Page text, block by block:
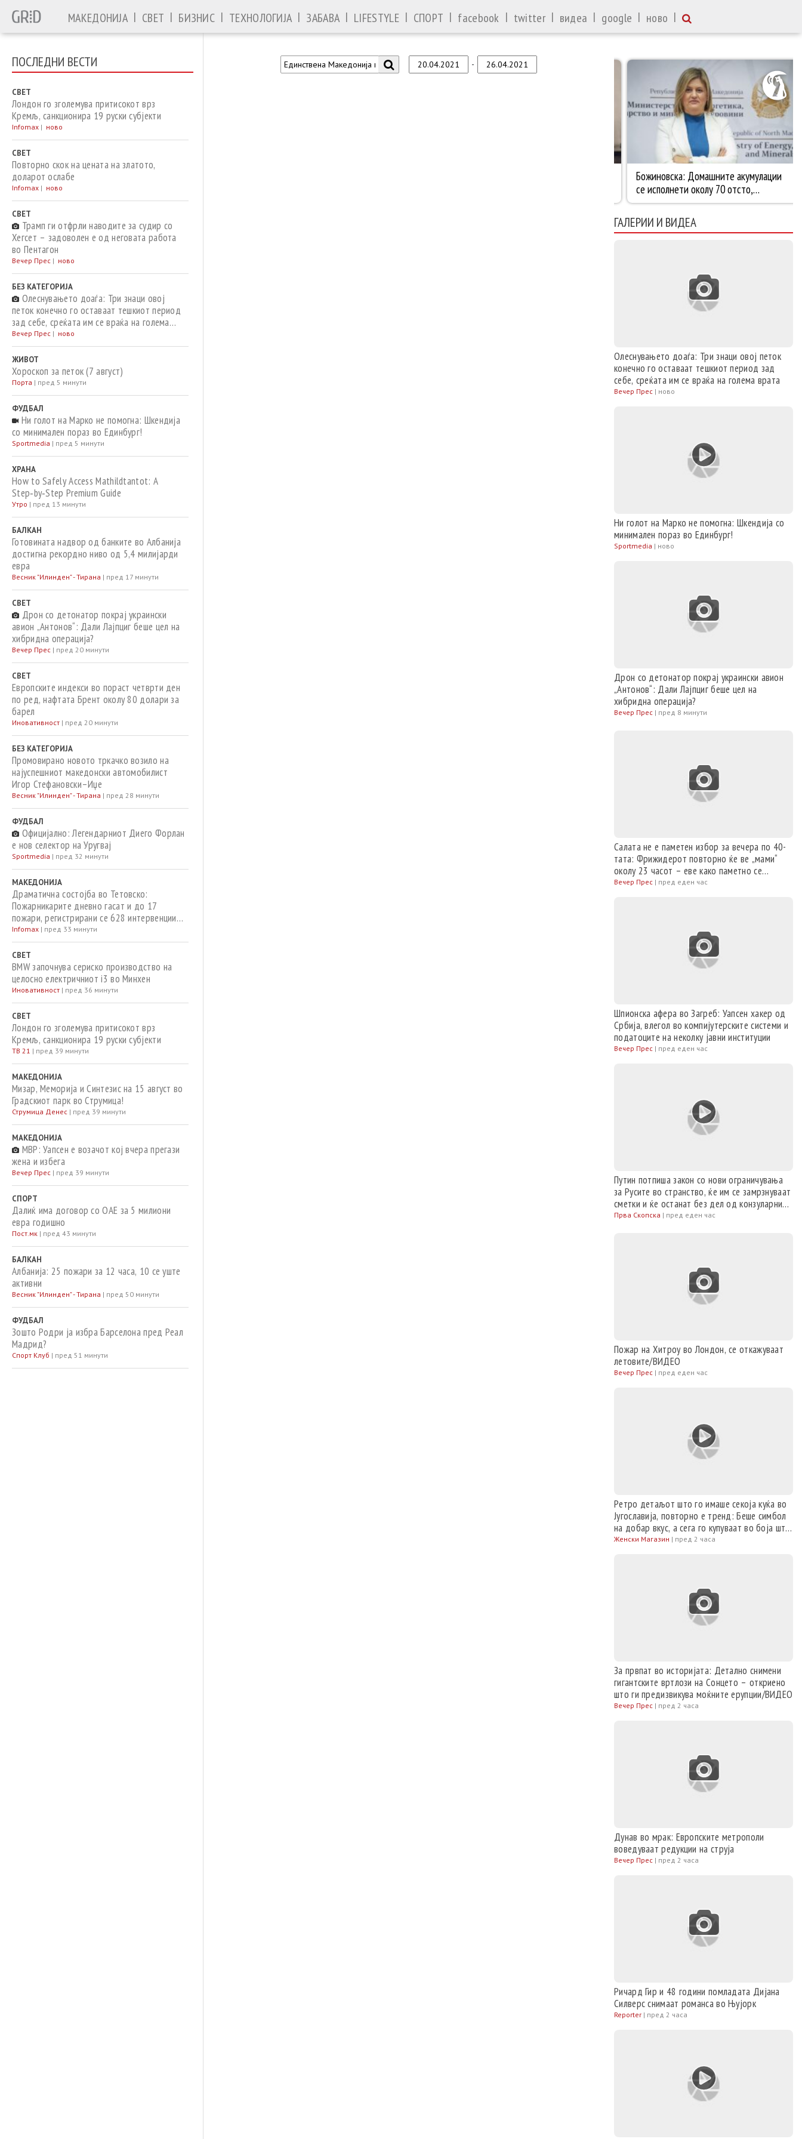
МАКЕДОНИЈА | СВЕТ | БИЗНИС | ТЕХНОЛОГИЈА | ЗАБАВА | LIFESTYLE | СПОРТ | facebook | twitter | видеа | google | ново |
ПОСЛЕДНИ ВЕСТИ
СВЕТ
Лондон го зголемува притисокот врз
Кремљ, санкционира 19 руски субјекти
Infomax | ново
СВЕТ
Повторно скок на цената на златото,
доларот ослабе
Infomax | ново
СВЕТ
Трамп ги отфрли наводите за судир со
Хегсет – задоволен е од неговата работа
во Пентагон
Вечер Прес | ново
БЕЗ КАТЕГОРИЈА
Олеснувањето доаѓа: Три знаци овој
петок конечно го оставаат тешкиот период
зад себе, среќата им се враќа на голема
врата
Вечер Прес | ново
ЖИВОТ
Хороскоп за петок (7 август)
Порта | пред 5 минути
ФУДБАЛ
Ни голот на Марко не помогна: Шкендија
со минимален пораз во Единбург!
Sportmedia | пред 5 минути
ХРАНА
How to Safely Access Mathildtantot: A
Step‑by‑Step Premium Guide
Утро | пред 13 минути
БАЛКАН
Готовината надвор од банките во Албанија
достигна рекордно ниво од 5,4 милијарди
евра
Весник "Илинден" - Тирана | пред 17 минути
СВЕТ
Дрон со детонатор покрај украински
авион „Антонов“: Дали Лајпциг беше цел на
хибридна операција?
Вечер Прес | пред 20 минути
СВЕТ
Европските индекси во пораст четврти ден
по ред, нафтата Брент околу 80 долари за
барел
Иновативност | пред 20 минути
БЕЗ КАТЕГОРИЈА
Промовирано новото тркачко возило на
најуспешниот македонски автомобилист
Игор Стефановски–Иџе
Весник "Илинден" - Тирана | пред 28 минути
ФУДБАЛ
Официјално: Легендарниот Диего Форлан
е нов селектор на Уругвај
Sportmedia | пред 32 минути
МАКЕДОНИЈА
Драматична состојба во Тетовско:
Пожарникарите дневно гасат и до 17
пожари, регистрирани се 628 интервенции
од почетокот на годината
Infomax | пред 33 минути
СВЕТ
BMW започнува сериско производство на
целосно електричниот i3 во Минхен
Иновативност | пред 36 минути
СВЕТ
Лондон го зголемува притисокот врз
Кремљ, санкционира 19 руски субјекти
ТВ 21 | пред 39 минути
МАКЕДОНИЈА
Мизар, Меморија и Синтезис на 15 август во
Градскиот парк во Струмица!
Струмица Денес | пред 39 минути
МАКЕДОНИЈА
МВР: Уапсен е возачот кој вчера прегази
жена и избега
Вечер Прес | пред 39 минути
СПОРТ
Далиќ има договор со ОАЕ за 5 милиони
евра годишно
Пост.мк | пред 43 минути
БАЛКАН
Албанија: 25 пожари за 12 часа, 10 се уште
активни
Весник "Илинден" - Тирана | пред 50 минути
ФУДБАЛ
Зошто Родри ја избра Барселона пред Реал
Мадрид?
Спорт Клуб | пред 51 минути
-
ГАЛЕРИИ И ВИДЕА
Олеснувањето доаѓа: Три знаци овој петок
конечно го оставаат тешкиот период зад
себе, среќата им се враќа на голема врата
Вечер Прес | ново
Ни голот на Марко не помогна: Шкендија со
минимален пораз во Единбург!
Sportmedia | ново
Дрон со детонатор покрај украински авион
„Антонов“: Дали Лајпциг беше цел на
хибридна операција?
Вечер Прес | пред 8 минути
Салата не е паметен избор за вечера по 40-
тата: Фрижидерот повторно ќе ве „мами“
околу 23 часот – еве како паметно се
потиснува гладот
Вечер Прес | пред еден час
Шпионска афера во Загреб: Уапсен хакер од
Србија, влегол во компијутерските системи и
податоците на неколку јавни институции
Вечер Прес | пред еден час
Путин потпиша закон со нови ограничувања
за Русите во странство, ќе им се замрзнуваат
сметки и ќе останат без дел од конзуларните
услуги
Прва Скопска | пред еден час
Пожар на Хитроу во Лондон, се откажуваат
летовите/ВИДЕО
Вечер Прес | пред еден час
Ретро детаљот што го имаше секоја куќа во
Југославија, повторно е тренд: Беше симбол
на добар вкус, а сега го купуваат во боја што
ја имаше во кујната на баба
Женски Магазин | пред 2 часа
За првпат во историјата: Детално снимени
гигантските вртлози на Сонцето – oткриено
што ги предизвикува моќните ерупции/ВИДЕО
Вечер Прес | пред 2 часа
Дунав во мрак: Европските метрополи
воведуваат редукции на струја
Вечер Прес | пред 2 часа
Ричард Гир и 48 години помладата Дијана
Силверс снимаат романса во Њујорк
Reporter | пред 2 часа